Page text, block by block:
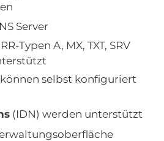
Server
Typen A, MX, TXT, SRV
selbst konfiguriert
(IDN) werden unterstützt